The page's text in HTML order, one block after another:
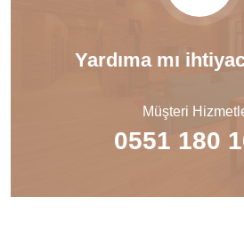
Yardıma mı
Müşteri
0551 180